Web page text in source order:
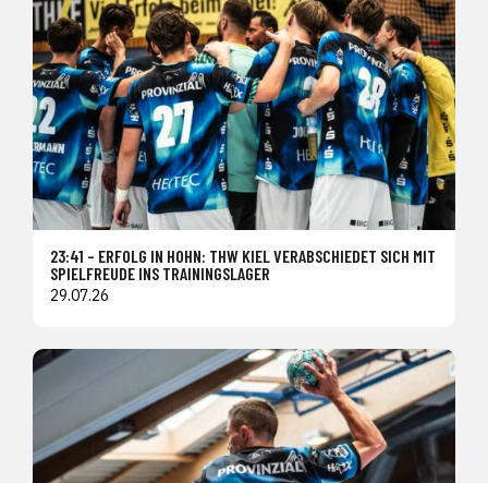
23:41 – ERFOLG IN HOHN: THW KIEL VERABSCHIEDET SICH MIT
SPIELFREUDE INS TRAININGSLAGER
29.07.26